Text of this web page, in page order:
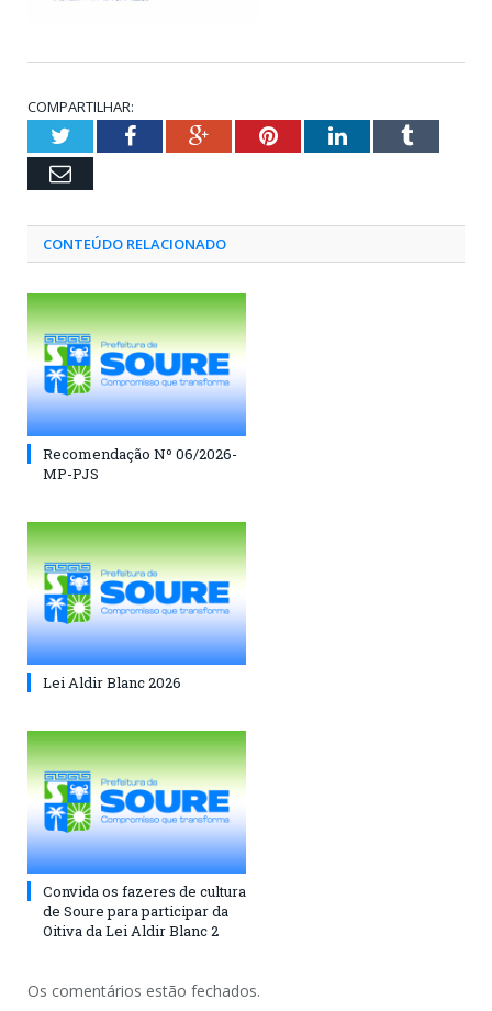
COMPARTILHAR:
TwitterFacebookGoogle+PinterestLinkedInTumblr
Email
CONTEÚDO RELACIONADO
Recomendação Nº 06/2026-
MP-PJS
Lei Aldir Blanc 2026
Convida os fazeres de cultura
de Soure para participar da
Oitiva da Lei Aldir Blanc 2
Os comentários estão fechados.